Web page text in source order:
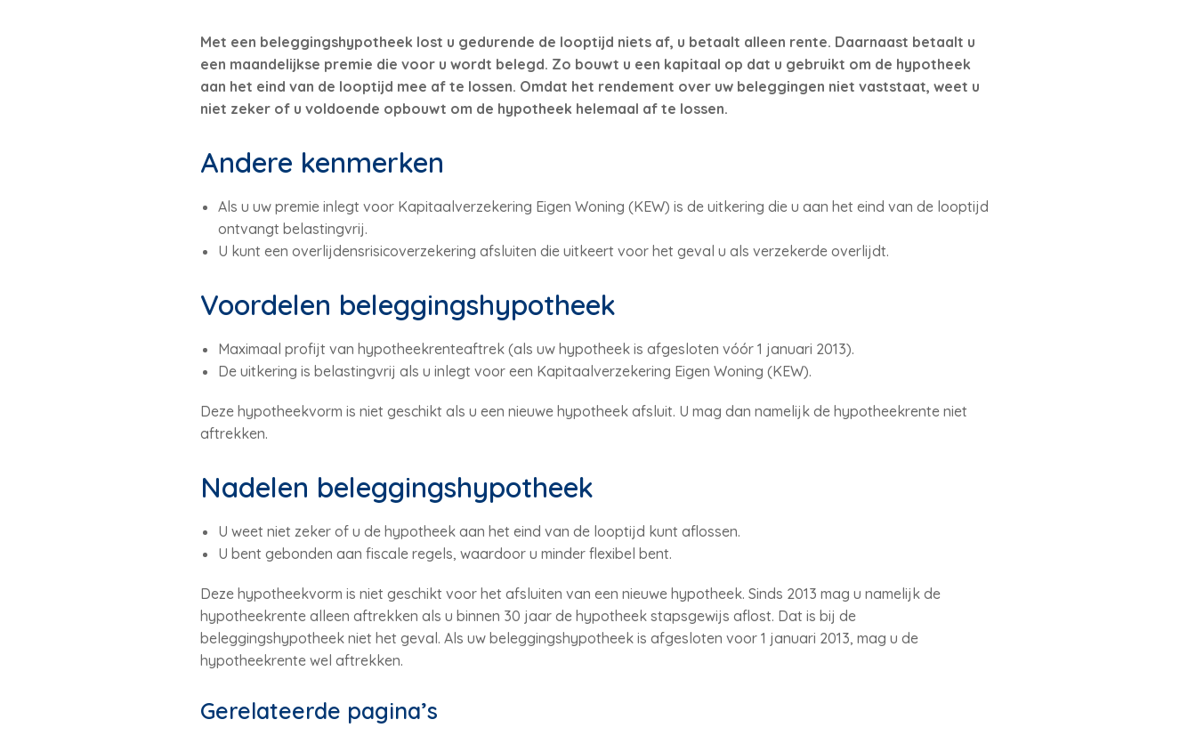
Met een beleggingshypotheek lost u gedurende de looptijd niets af, u betaalt alleen rente. Daarnaast betaalt u
een maandelijkse premie die voor u wordt belegd. Zo bouwt u een kapitaal op dat u gebruikt om de hypotheek
aan het eind van de looptijd mee af te lossen. Omdat het rendement over uw beleggingen niet vaststaat, weet u
niet zeker of u voldoende opbouwt om de hypotheek helemaal af te lossen.
Andere kenmerken
Als u uw premie inlegt voor Kapitaalverzekering Eigen Woning (KEW) is de uitkering die u aan het eind van de looptijd
ontvangt belastingvrij.
U kunt een overlijdensrisicoverzekering afsluiten die uitkeert voor het geval u als verzekerde overlijdt.
Voordelen beleggingshypotheek
Maximaal profijt van hypotheekrenteaftrek (als uw hypotheek is afgesloten vóór 1 januari 2013).
De uitkering is belastingvrij als u inlegt voor een Kapitaalverzekering Eigen Woning (KEW).
Deze hypotheekvorm is niet geschikt als u een nieuwe hypotheek afsluit. U mag dan namelijk de hypotheekrente niet
aftrekken.
Nadelen beleggingshypotheek
U weet niet zeker of u de hypotheek aan het eind van de looptijd kunt aflossen.
U bent gebonden aan fiscale regels, waardoor u minder flexibel bent.
Deze hypotheekvorm is niet geschikt voor het afsluiten van een nieuwe hypotheek. Sinds 2013 mag u namelijk de
hypotheekrente alleen aftrekken als u binnen 30 jaar de hypotheek stapsgewijs aflost. Dat is bij de
beleggingshypotheek niet het geval. Als uw beleggingshypotheek is afgesloten voor 1 januari 2013, mag u de
hypotheekrente wel aftrekken.
Gerelateerde pagina’s